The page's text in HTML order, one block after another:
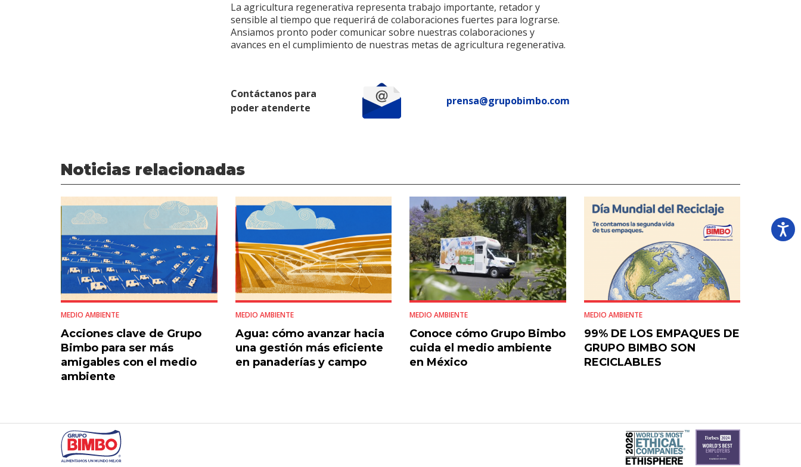
La agricultura regenerativa representa trabajo importante, retador y
sensible al tiempo que requerirá de colaboraciones fuertes para lograrse.
Ansiamos pronto poder comunicar sobre nuestras colaboraciones y
avances en el cumplimiento de nuestras metas de agricultura regenerativa.
Contáctanos para
poder atenderte
prensa@grupobimbo.com
Noticias relacionadas
MEDIO AMBIENTE
Acciones clave de Grupo
Bimbo para ser más
amigables con el medio
ambiente
MEDIO AMBIENTE
Agua: cómo avanzar hacia
una gestión más eficiente
en panaderías y campo
MEDIO AMBIENTE
Conoce cómo Grupo Bimbo
cuida el medio ambiente
en México
MEDIO AMBIENTE
99% DE LOS EMPAQUES DE
GRUPO BIMBO SON
RECICLABLES